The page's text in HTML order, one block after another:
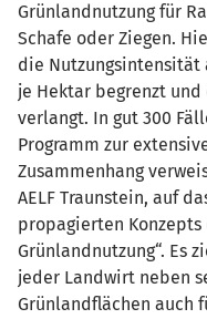
Grünlandnutzung für
Schafe oder Ziegen.
die Nutzungsintensität
je Hektar begrenzt
verlangt. In gut 300
Programm zur
Zusammenhang
AELF Traunstein, auf
propagierten
Grünlandnutzung“. Es
jeder Landwirt neben
Grünlandflächen auch